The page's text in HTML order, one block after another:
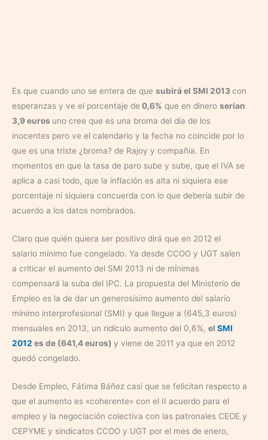
Es que cuando uno se entera de que subirá el SMI 2013con
esperanzas y ve el porcentaje de 0,6% que en dinero serían
3,9 euros uno cree que es una broma del día de los
inocentes pero ve el calendario y la fecha no coincide por lo
que es una triste ¿broma? de Rajoy y compañía. En
momentos en que la tasa de paro sube y sube, que el IVA se
aplica a casi todo, que la inflación es alta ni siquiera ese
porcentaje ni siquiera concuerda con lo que debería subir de
acuerdo a los datos nombrados.
Claro que quién quiera ser positivo dirá que en 2012 el
salario mínimo fue congelado. Ya desde CCOO y UGT salen
a criticar el aumento del SMI 2013 ni de mínimas
compensará la suba del IPC. La propuesta del Ministerio de
Empleo es la de dar un generosísimo aumento del salario
mínimo interprofesional (SMI) y que llegue a (645,3 euros)
mensuales en 2013, un ridículo aumento del 0,6%, el SMI
2012 es de (641,4 euros) y viene de 2011 ya que en 2012
quedó congelado.
Desde Empleo, Fátima Báñez casi que se felicitan respecto a
que el aumento es «coherente» con el II acuerdo para el
empleo y la negociación colectiva con las patronales CEOE y
CEPYME y sindicatos CCOO y UGT por el mes de enero,